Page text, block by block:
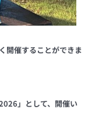
開催することができま
」として、開催い